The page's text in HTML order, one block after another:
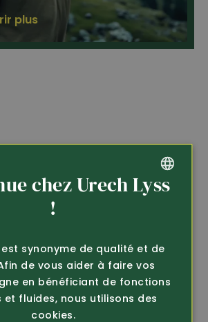
plus
GERMAN
chez Urech Lyss
!
est synonyme de qualité et de
de vous aider à faire vos
en bénéficiant de fonctions
et fluides, nous utilisons des
cookies.